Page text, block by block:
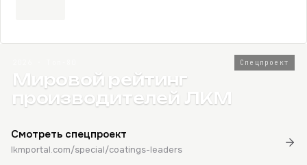
Спецпроект
Мировой рейтинг
производителей ЛКМ
Смотреть спецпроект
lkmportal.com/special/coatings-leaders